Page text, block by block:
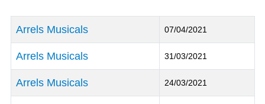
Títol Data de Publicació
Arrels Musicals 07/04/2021
Arrels Musicals 31/03/2021
Arrels Musicals 24/03/2021